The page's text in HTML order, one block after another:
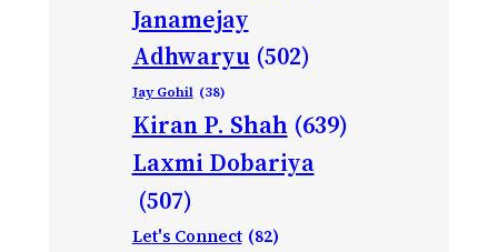
Janamejay
Adhwaryu (502)
Jay Gohil (38)
Kiran P. Shah (639)
Laxmi Dobariya
(507)
Let's Connect (82)